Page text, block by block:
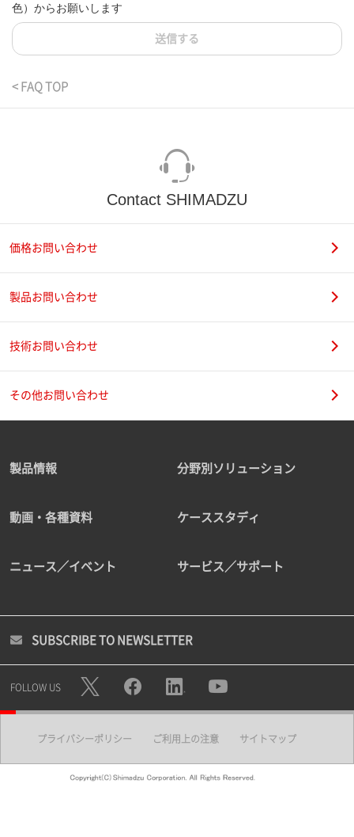
色）からお願いします
送信する
< FAQ TOP
Contact SHIMADZU
価格お問い合わせ
製品お問い合わせ
技術お問い合わせ
その他お問い合わせ
製品情報 分野別ソリューション
動画・各種資料 ケーススタディ
ニュース／イベント サービス／サポート
SUBSCRIBE TO NEWSLETTER
FOLLOW US
プライバシーポリシー ご利用上の注意 サイトマップ